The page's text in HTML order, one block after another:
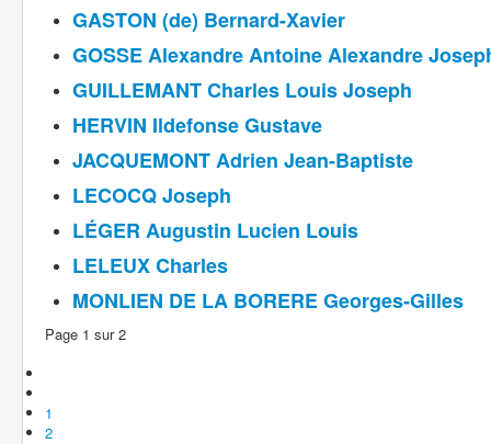
GASTON (de) Bernard-Xavier
GOSSE Alexandre Antoine Alexandre
GUILLEMANT Charles Louis Joseph
HERVIN Ildefonse Gustave
JACQUEMONT Adrien Jean-Baptiste
LECOCQ Joseph
LÉGER Augustin Lucien Louis
LELEUX Charles
MONLIEN DE LA BORERE Georges-Gilles
Page 1 sur 2
1
2